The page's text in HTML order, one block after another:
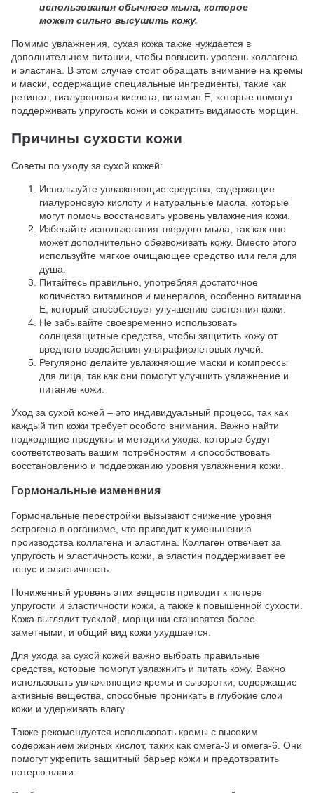
использования обычного мыла, которое
может сильно высушить кожу.
Помимо увлажнения, сухая кожа также нуждается в
дополнительном питании, чтобы повысить уровень коллагена
и эластина. В этом случае стоит обращать внимание на кремы
и маски, содержащие специальные ингредиенты, такие как
ретинол, гиалуроновая кислота, витамин Е, которые помогут
поддерживать упругость кожи и сократить видимость морщин.
Причины сухости кожи
Советы по уходу за сухой кожей:
Используйте увлажняющие средства, содержащие
гиалуроновую кислоту и натуральные масла, которые
могут помочь восстановить уровень увлажнения кожи.
Избегайте использования твердого мыла, так как оно
может дополнительно обезвоживать кожу. Вместо этого
используйте мягкое очищающее средство или геля для
душа.
Питайтесь правильно, употребляя достаточное
количество витаминов и минералов, особенно витамина
Е, который способствует улучшению состояния кожи.
Не забывайте своевременно использовать
солнцезащитные средства, чтобы защитить кожу от
вредного воздействия ультрафиолетовых лучей.
Регулярно делайте увлажняющие маски и компрессы
для лица, так как они помогут улучшить увлажнение и
питание кожи.
Уход за сухой кожей – это индивидуальный процесс, так как
каждый тип кожи требует особого внимания. Важно найти
подходящие продукты и методики ухода, которые будут
соответствовать вашим потребностям и способствовать
восстановлению и поддержанию уровня увлажнения кожи.
Гормональные изменения
Гормональные перестройки вызывают снижение уровня
эстрогена в организме, что приводит к уменьшению
производства коллагена и эластина. Коллаген отвечает за
упругость и эластичность кожи, а эластин поддерживает ее
тонус и эластичность.
Пониженный уровень этих веществ приводит к потере
упругости и эластичности кожи, а также к повышенной сухости.
Кожа выглядит тусклой, морщинки становятся более
заметными, и общий вид кожи ухудшается.
Для ухода за сухой кожей важно выбрать правильные
средства, которые помогут увлажнить и питать кожу. Важно
использовать увлажняющие кремы и сыворотки, содержащие
активные вещества, способные проникать в глубокие слои
кожи и удерживать влагу.
Также рекомендуется использовать кремы с высоким
содержанием жирных кислот, таких как омега-3 и омега-6. Они
помогут укрепить защитный барьер кожи и предотвратить
потерю влаги.